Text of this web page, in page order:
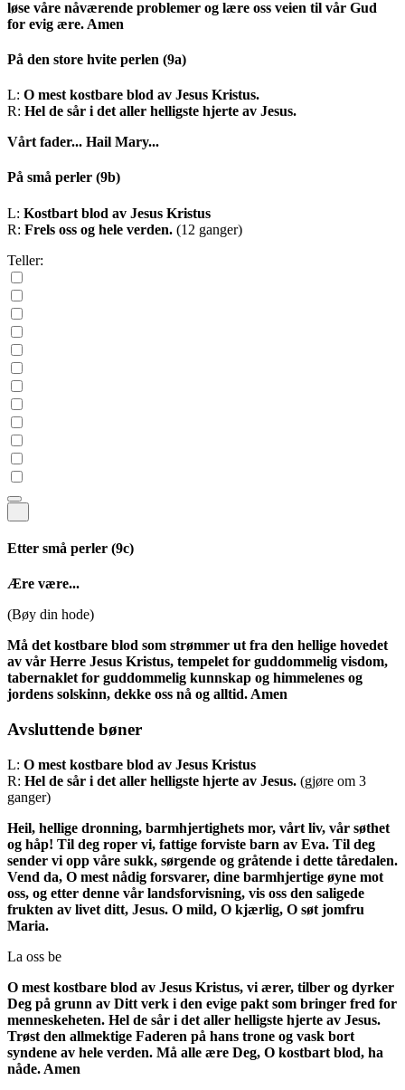
løse våre nåværende problemer og lære oss veien til vår Gud
for evig ære. Amen
På den store hvite perlen (9a)
L: O mest kostbare blod av Jesus Kristus.
R: Hel de sår i det aller helligste hjerte av Jesus.
Vårt fader... Hail Mary...
På små perler (9b)
L: Kostbart blod av Jesus Kristus
R: Frels oss og hele verden. (12 ganger)
Teller:
Etter små perler (9c)
Ære være...
(Bøy din hode)
Må det kostbare blod som strømmer ut fra den hellige hovedet
av vår Herre Jesus Kristus, tempelet for guddommelig visdom,
tabernaklet for guddommelig kunnskap og himmelenes og
jordens solskinn, dekke oss nå og alltid. Amen
Avsluttende bøner
L: O mest kostbare blod av Jesus Kristus
R: Hel de sår i det aller helligste hjerte av Jesus. (gjøre om 3
ganger)
Heil, hellige dronning, barmhjertighets mor, vårt liv, vår søthet
og håp! Til deg roper vi, fattige forviste barn av Eva. Til deg
sender vi opp våre sukk, sørgende og gråtende i dette tåredalen.
Vend da, O mest nådig forsvarer, dine barmhjertige øyne mot
oss, og etter denne vår landsforvisning, vis oss den saligede
frukten av livet ditt, Jesus. O mild, O kjærlig, O søt jomfru
Maria.
La oss be
O mest kostbare blod av Jesus Kristus, vi ærer, tilber og dyrker
Deg på grunn av Ditt verk i den evige pakt som bringer fred for
menneskeheten. Hel de sår i det aller helligste hjerte av Jesus.
Trøst den allmektige Faderen på hans trone og vask bort
syndene av hele verden. Må alle ære Deg, O kostbart blod, ha
nåde. Amen